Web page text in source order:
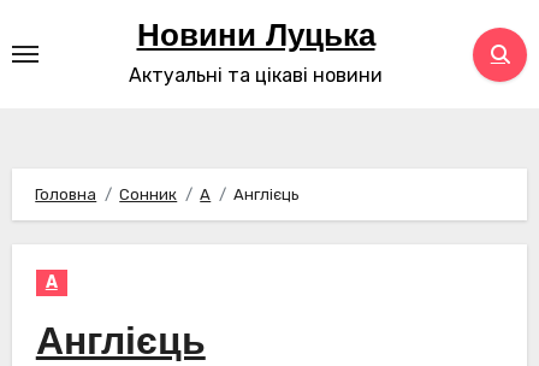
до
Новини Луцька
Актуальні та цікаві новини
Головна Сонник А Англієць
А
Англієць